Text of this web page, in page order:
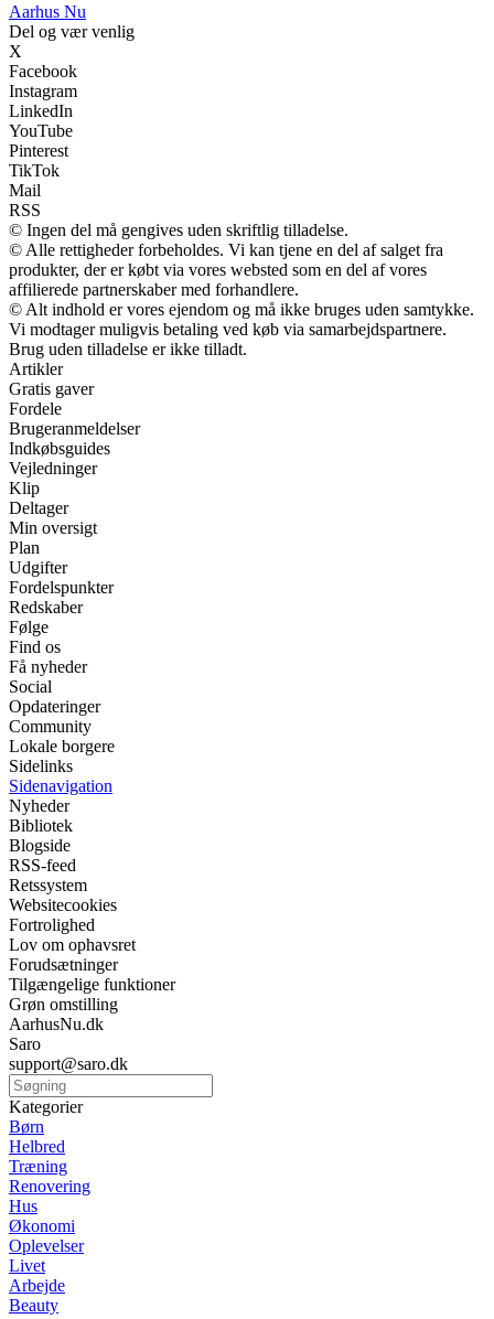
Aarhus Nu
Del og vær venlig
X
Facebook
Instagram
LinkedIn
YouTube
Pinterest
TikTok
Mail
RSS
© Ingen del må gengives uden skriftlig tilladelse.
© Alle rettigheder forbeholdes. Vi kan tjene en del af salget fra
produkter, der er købt via vores websted som en del af vores
affilierede partnerskaber med forhandlere.
© Alt indhold er vores ejendom og må ikke bruges uden samtykke.
Vi modtager muligvis betaling ved køb via samarbejdspartnere.
Brug uden tilladelse er ikke tilladt.
Artikler
Gratis gaver
Fordele
Brugeranmeldelser
Indkøbsguides
Vejledninger
Klip
Deltager
Min oversigt
Plan
Udgifter
Fordelspunkter
Redskaber
Følge
Find os
Få nyheder
Social
Opdateringer
Community
Lokale borgere
Sidelinks
Sidenavigation
Nyheder
Bibliotek
Blogside
RSS-feed
Retssystem
Websitecookies
Fortrolighed
Lov om ophavsret
Forudsætninger
Tilgængelige funktioner
Grøn omstilling
AarhusNu.dk
Saro
support@saro.dk
Kategorier
Børn
Helbred
Træning
Renovering
Hus
Økonomi
Oplevelser
Livet
Arbejde
Beauty